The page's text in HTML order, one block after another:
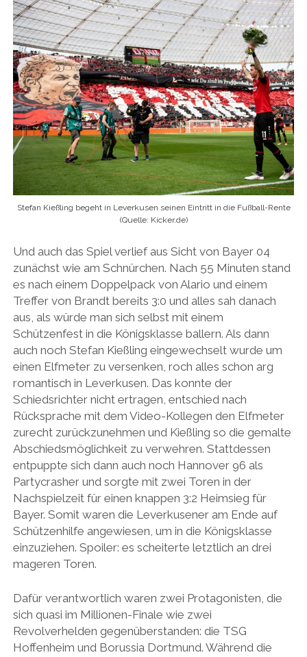
Stefan Kießling begeht in Leverkusen seinen Eintritt in die Fußball-Rente
(Quelle: Kicker.de)
Und auch das Spiel verlief aus Sicht von Bayer 04
zunächst wie am Schnürchen. Nach 55 Minuten stand
es nach einem Doppelpack von Alario und einem
Treffer von Brandt bereits 3:0 und alles sah danach
aus, als würde man sich selbst mit einem
Schützenfest in die Königsklasse ballern. Als dann
auch noch Stefan Kießling eingewechselt wurde um
einen Elfmeter zu versenken, roch alles schon arg
romantisch in Leverkusen. Das konnte der
Schiedsrichter nicht ertragen, entschied nach
Rücksprache mit dem Video-Kollegen den Elfmeter
zurecht zurückzunehmen und Kießling so die gemalte
Abschiedsmöglichkeit zu verwehren. Stattdessen
entpuppte sich dann auch noch Hannover 96 als
Partycrasher und sorgte mit zwei Toren in der
Nachspielzeit für einen knappen 3:2 Heimsieg für
Bayer. Somit waren die Leverkusener am Ende auf
Schützenhilfe angewiesen, um in die Königsklasse
einzuziehen. Spoiler: es scheiterte letztlich an drei
mageren Toren.
Dafür verantwortlich waren zwei Protagonisten, die
sich quasi im Millionen-Finale wie zwei
Revolverhelden gegenüberstanden: die TSG
Hoffenheim und Borussia Dortmund. Während die